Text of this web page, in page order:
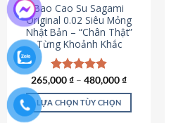
Bao Cao Su Sagami
Original 0.02 Siêu Mỏng
Nhật Bản – “Chân Thật”
Từng Khoảnh Khắc
Được xếp
hạng4.87
5 sao
265,000₫ – 480,000₫
LỰA CHỌN TÙY CHỌN